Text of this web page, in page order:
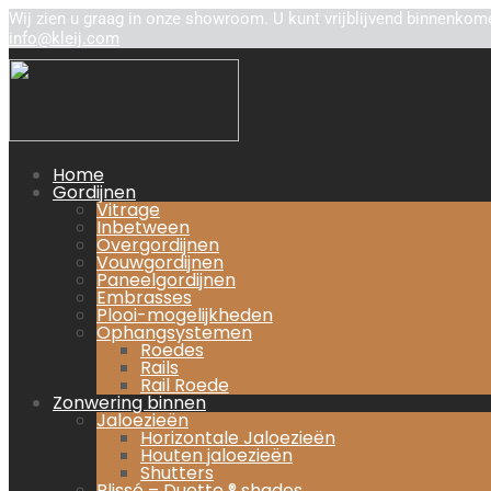
Wij zien u graag in onze showroom. U kunt vrijblijvend
info@kleij.com
Home
Gordijnen
Vitrage
Inbetween
Overgordijnen
Vouwgordijnen
Paneelgordijnen
Embrasses
Plooi-mogelijkheden
Ophangsystemen
Roedes
Rails
Rail Roede
Zonwering binnen
Jaloezieën
Horizontale Jaloezieën
Houten jaloezieën
Shutters